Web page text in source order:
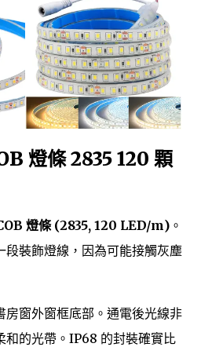
燈條 2835 120 顆
燈條 (2835, 120 LED/m) 。
段裝飾燈線，因為可能接觸灰塵
房窗外窗框底部。通電後光線非
和的光帶。IP68 的封裝確實比